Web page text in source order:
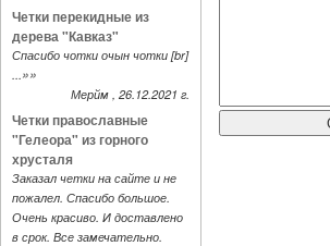
Четки перекидные из
дерева "Кавказ"
Спасибо чотки очын чотки [br]
...»»
Мерйм , 26.12.2021 г.
Четки православные
"Гелеора" из горного
хрусталя
Заказал четки на сайте и не
пожалел. Спасибо большое.
Очень красиво. И доставлено
в срок. Все замечательно.